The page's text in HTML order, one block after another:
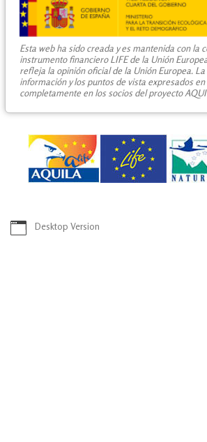
Esta web ha sido creada y es mantenida con la
instrumento financiero LIFE de la Unión
refleja la opinión oficial de la Unión Europea.
información y los puntos de vista expresados
completamente en los socios del proyecto
Desktop Version